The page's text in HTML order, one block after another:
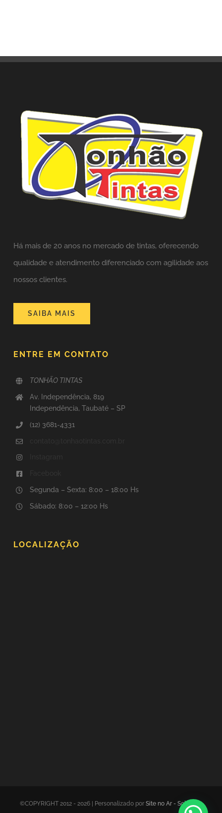
Há mais de 20 anos no mercado de tintas, oferecendo
qualidade e atendimento diferenciado com agilidade aos
nossos clientes.
SAIBA MAIS
ENTRE EM CONTATO
TONHÃO TINTAS
Av. Independência, 819
Independência, Taubaté – SP
(12) 3681-4331
Segunda – Sexta: 8:00 – 18:00 Hs
Sábado: 8:00 – 12:00 Hs
LOCALIZAÇÃO
©COPYRIGHT 2012 - 2026 | Personalizado por Site no Ar - Soluções